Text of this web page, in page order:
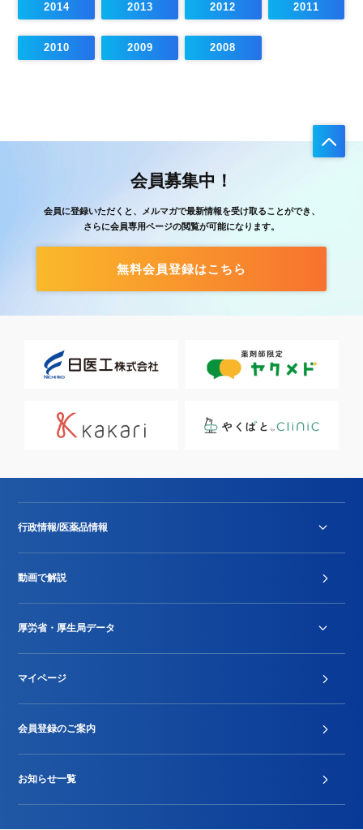
2014 2013 2012 2011
2010 2009 2008
会員募集中！
会員に登録いただくと、メルマガで最新情報を受け取ることができ、
さらに会員専用ページの閲覧が可能になります。
無料会員登録はこちら
行政情報/医薬品情報
Stu-GEレポート
動画で解説
厚労省・厚生局データ
2024年度新設項目届出状況
マイページ
会員登録のご案内
お知らせ一覧